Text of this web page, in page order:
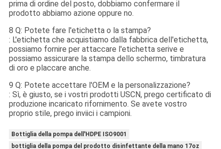
prima di ordine del posto, dobbiamo confermare il
prodotto abbiamo azione oppure no.
8 Q: Potete fare l'etichetta o la stampa?
: L'etichetta che acquistiamo dalla fabbrica dell'etichetta,
possiamo fornire per attaccare l'etichetta serive e
possiamo assicurare la stampa dello schermo, timbratura
di oro e placcare anche.
9 Q: Potete accettare l'OEM e la personalizzazione?
: Sì, è giusto, se i vostri prodotti USCN, prego certificato di
produzione incaricato rifornimento. Se avete vostro
proprio stile, prego inviici i campioni.
Bottiglia della pompa dell'HDPE ISO9001
bottiglia della pompa del prodotto disinfettante della mano 17oz